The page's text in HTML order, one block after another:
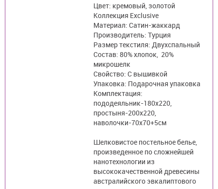
Цвет: кремовый, золотой
Коллекция Exclusive
Материал: Сатин-жаккард
Производитель: Турция
Размер текстиля: Двухспальный
Состав: 80% хлопок, 20%
микрошелк
Свойство: С вышивкой
Упаковка: Подарочная упаковка
Комплектация:
пододеяльник-180х220,
простыня-200х220,
наволочки-70х70+5см
Шелковистое постельное белье,
произведенное по сложнейшей
нанотехнологии из
высококачественной древесины
австралийского эвкалиптового